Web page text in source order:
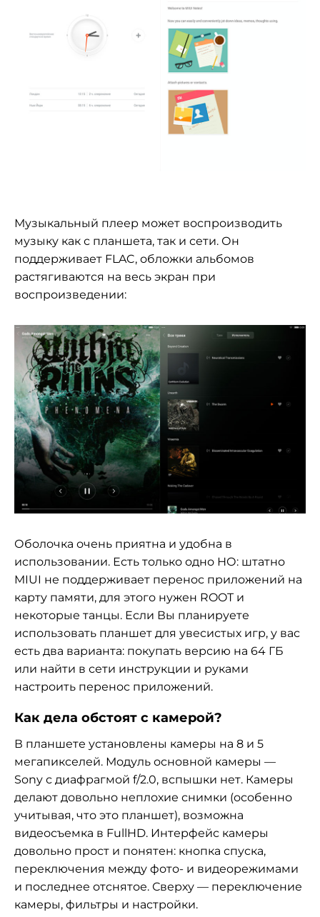
Музыкальный плеер может воспроизводить
музыку как с планшета, так и сети. Он
поддерживает FLAC, обложки альбомов
растягиваются на весь экран при
воспроизведении:
Оболочка очень приятна и удобна в
использовании. Есть только одно НО: штатно
MIUI не поддерживает перенос приложений на
карту памяти, для этого нужен ROOT и
некоторые танцы. Если Вы планируете
использовать планшет для увесистых игр, у вас
есть два варианта: покупать версию на 64 ГБ
или найти в сети инструкции и руками
настроить перенос приложений.
Как дела обстоят с камерой?
В планшете установлены камеры на 8 и 5
мегапикселей. Модуль основной камеры —
Sony с диафрагмой f/2.0, вспышки нет. Камеры
делают довольно неплохие снимки (особенно
учитывая, что это планшет), возможна
видеосъемка в FullHD. Интерфейс камеры
довольно прост и понятен: кнопка спуска,
переключения между фото- и видеорежимами
и последнее отснятое. Сверху — переключение
камеры, фильтры и настройки.